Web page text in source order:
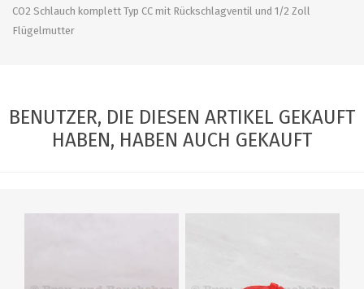
CO2 Schlauch komplett Typ CC mit Rückschlagventil und 1/2 Zoll
Flügelmutter
BENUTZER, DIE DIESEN ARTIKEL GEKAUFT
HABEN, HABEN AUCH GEKAUFT